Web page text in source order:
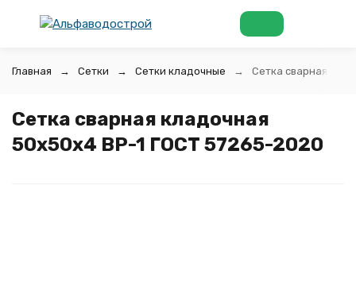
Главная Сетки Сетки кладочные Сетка сварная
Сетка сварная кладочная
50x50x4 ВР-1 ГОСТ 57265-2020